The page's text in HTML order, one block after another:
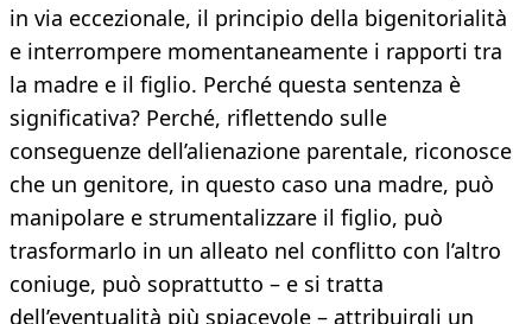
in via eccezionale, il principio della bigenitorialità
e interrompere momentaneamente i rapporti tra
la madre e il figlio. Perché questa sentenza è
significativa? Perché, riflettendo sulle
conseguenze dell’alienazione parentale, riconosce
che un genitore, in questo caso una madre, può
manipolare e strumentalizzare il figlio, può
trasformarlo in un alleato nel conflitto con l’altro
coniuge, può soprattutto – e si tratta
dell’eventualità più spiacevole – attribuirgli un